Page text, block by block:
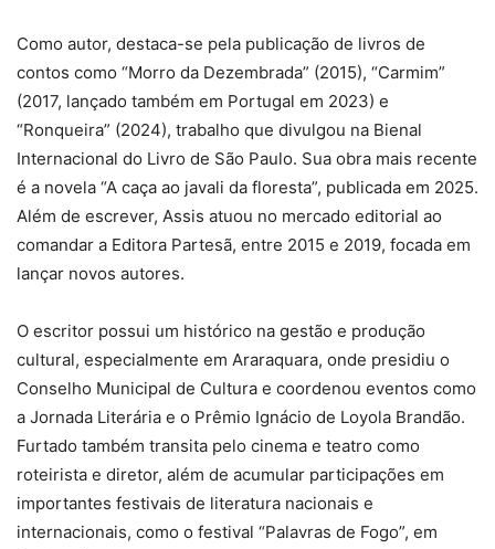
Como autor, destaca-se pela publicação de livros de
contos como “Morro da Dezembrada” (2015), “Carmim”
(2017, lançado também em Portugal em 2023) e
“Ronqueira” (2024), trabalho que divulgou na Bienal
Internacional do Livro de São Paulo. Sua obra mais recente
é a novela “A caça ao javali da floresta”, publicada em 2025.
Além de escrever, Assis atuou no mercado editorial ao
comandar a Editora Partesã, entre 2015 e 2019, focada em
lançar novos autores.
O escritor possui um histórico na gestão e produção
cultural, especialmente em Araraquara, onde presidiu o
Conselho Municipal de Cultura e coordenou eventos como
a Jornada Literária e o Prêmio Ignácio de Loyola Brandão.
Furtado também transita pelo cinema e teatro como
roteirista e diretor, além de acumular participações em
importantes festivais de literatura nacionais e
internacionais, como o festival “Palavras de Fogo”, em